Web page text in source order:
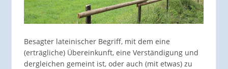
Besagter lateinischer Begriff, mit dem eine
(erträgliche) Übereinkunft, eine Verständigung und
dergleichen gemeint ist, oder auch (mit etwas) zu